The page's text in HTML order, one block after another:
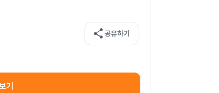
share 공유하기
기